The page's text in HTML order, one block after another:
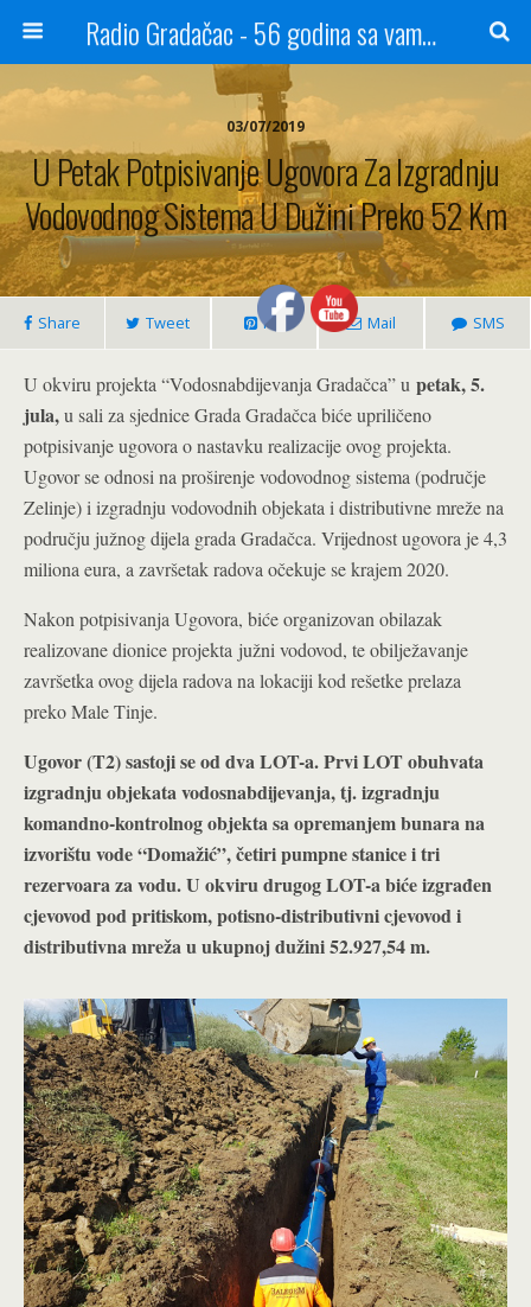
Radio Gradačac - 56 godina sa vama...
03/07/2019
U Petak Potpisivanje Ugovora Za Izgradnju
Vodovodnog Sistema U Dužini Preko 52 Km
Share Tweet Pin Mail SMS
U okviru projekta “Vodosnabdijevanja Gradačca” u petak, 5.
jula,u sali za sjednice Grada Gradačca biće upriličeno
potpisivanje ugovora o nastavku realizacije ovog projekta.
Ugovor se odnosi na proširenje vodovodnog sistema (područje
Zelinje) i izgradnju vodovodnih objekata i distributivne mreže na
području južnog dijela grada Gradačca. Vrijednost ugovora je 4,3
miliona eura, a završetak radova očekuje se krajem 2020.
Nakon potpisivanja Ugovora, biće organizovan obilazak
realizovane dionice projekta južni vodovod, te obilježavanje
završetka ovog dijela radova na lokaciji kod rešetke prelaza
preko Male Tinje.
Ugovor (T2) sastoji se od dva LOT-a. Prvi LOT obuhvata
izgradnju objekata vodosnabdijevanja, tj. izgradnju
komandno-kontrolnog objekta sa opremanjem bunara na
izvorištu vode “Domažić”, četiri pumpne stanice i tri
rezervoara za vodu. U okviru drugog LOT-a biće izgrađen
cjevovod pod pritiskom, potisno-distributivni cjevovod i
distributivna mreža u ukupnoj dužini 52.927,54 m.